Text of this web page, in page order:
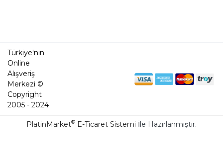
Türkiye'nin
Online
Alışveriş
Merkezi ©
Copyright
2005 - 2024
PlatinMarket® E-Ticaret Sistemi İle Hazırlanmıştır.